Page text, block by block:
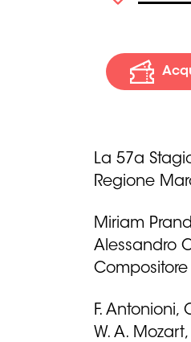
La 57a
Regione
Miriam
Alessandro
F. Antonioni,
W. A.